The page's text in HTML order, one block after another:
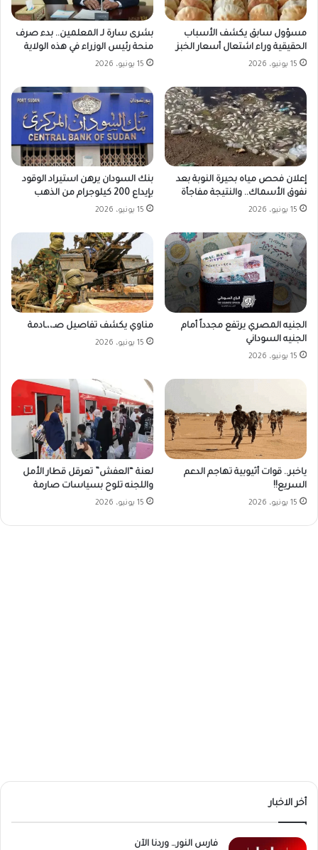
مسؤول سابق يكشف الأسباب
الحقيقية وراء اشتعال أسعار الخبز
15 يونيو، 2026
بشرى سارة لـ المعلمين.. بدء صرف
منحة رئيس الوزراء في هذه الولاية
15 يونيو، 2026
إعلان فحص مياه بحيرة النوبة بعد
نفوق الأسماك.. والنتيجة مفاجأة
15 يونيو، 2026
بنك السودان يرهن استيراد الوقود
بإيداع 200 كيلوجرام من الذهب
15 يونيو، 2026
الجنيه المصري يرتفع مجدداً أمام
الجنيه السوداني
15 يونيو، 2026
مناوي يكشف تفاصيل صـ،،ـادمة
15 يونيو، 2026
ياخبر.. قوات أثيوبية تهاجم الدعم
السريع!!
15 يونيو، 2026
لعنة “العفش” تعرقل قطار الأمل
واللجنه تلوح بسياسات صارمة
15 يونيو، 2026
أخر الاخبار
فارس النور… وردنا الآن